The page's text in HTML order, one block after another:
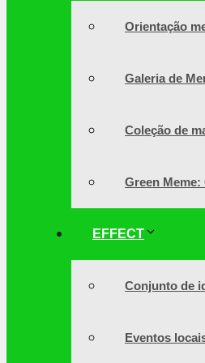
Orientação
Galeria de
Coleção de
Green Meme:
EFFECT
Conjunto de
Eventos